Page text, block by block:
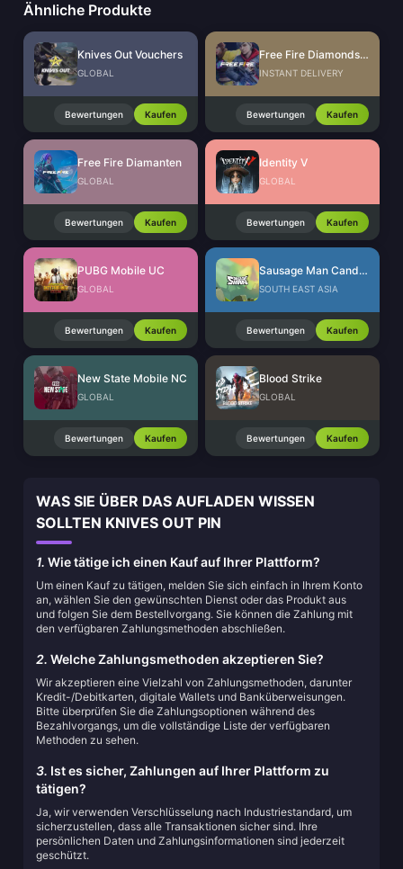
Ähnliche Produkte
Knives Out Vouchers
GLOBAL
Bewertungen Kaufen
Free Fire Diamonds EU + TR
INSTANT DELIVERY
Bewertungen Kaufen
Free Fire Diamanten
GLOBAL
Bewertungen Kaufen
Identity V
GLOBAL
Bewertungen Kaufen
PUBG Mobile UC
GLOBAL
Bewertungen Kaufen
Sausage Man Candies
SOUTH EAST ASIA
Bewertungen Kaufen
New State Mobile NC
GLOBAL
Bewertungen Kaufen
Blood Strike
GLOBAL
Bewertungen Kaufen
WAS SIE ÜBER DAS AUFLADEN WISSEN
SOLLTEN KNIVES OUT PIN
1. Wie tätige ich einen Kauf auf Ihrer Plattform?
Um einen Kauf zu tätigen, melden Sie sich einfach in Ihrem Konto
an, wählen Sie den gewünschten Dienst oder das Produkt aus
und folgen Sie dem Bestellvorgang. Sie können die Zahlung mit
den verfügbaren Zahlungsmethoden abschließen.
2. Welche Zahlungsmethoden akzeptieren Sie?
Wir akzeptieren eine Vielzahl von Zahlungsmethoden, darunter
Kredit-/Debitkarten, digitale Wallets und Banküberweisungen.
Bitte überprüfen Sie die Zahlungsoptionen während des
Bezahlvorgangs, um die vollständige Liste der verfügbaren
Methoden zu sehen.
3. Ist es sicher, Zahlungen auf Ihrer Plattform zu
tätigen?
Ja, wir verwenden Verschlüsselung nach Industriestandard, um
sicherzustellen, dass alle Transaktionen sicher sind. Ihre
persönlichen Daten und Zahlungsinformationen sind jederzeit
geschützt.